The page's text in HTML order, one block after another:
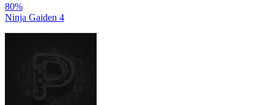
80%
Ninja Gaiden 4